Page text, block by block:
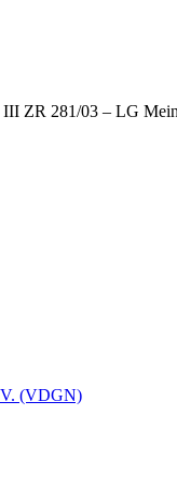
III ZR 281/03 – LG
V. (VDGN)